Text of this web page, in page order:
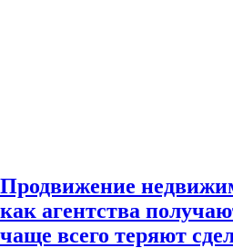
Продвижение
как агентства
чаще всего теряют